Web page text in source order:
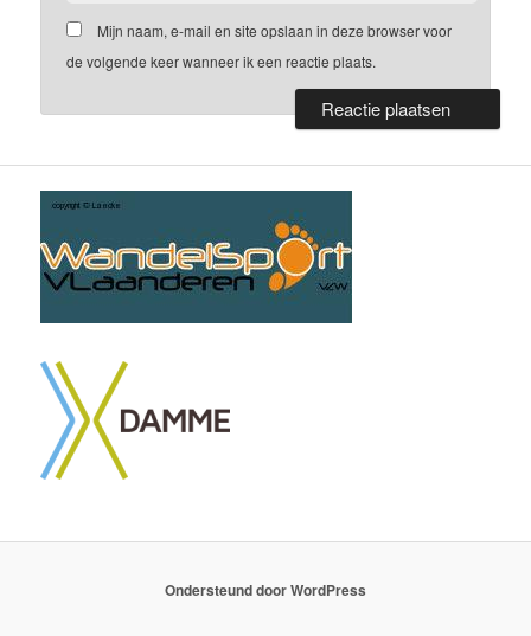
Mijn naam, e-mail en site opslaan in deze browser voor
de volgende keer wanneer ik een reactie plaats.
Ondersteund door WordPress